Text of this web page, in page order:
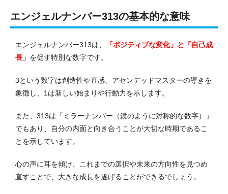
エンジェルナンバー313の基本的な意味
エンジェルナンバー313は、
「ポジティブな変化」と「自己成
長」 を促す特別な数字です。
3という数字は創造性や直感、アセンデッドマスターの導きを
象徴し、1は新しい始まりや行動力を示します。
また、313は「ミラーナンバー（鏡のように対称的な数字）」
でもあり、自分の内面と向き合うことが大切な時期であるこ
とを示しています。
心の声に耳を傾け、これまでの選択や未来の方向性を見つめ
直すことで、大きな成長を遂げることができるでしょう。